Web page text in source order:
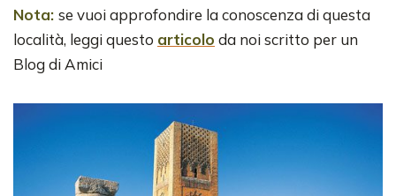
Nota: se vuoi approfondire la conoscenza di questa
località, leggi questo articolo da noi scritto per un
Blog di Amici